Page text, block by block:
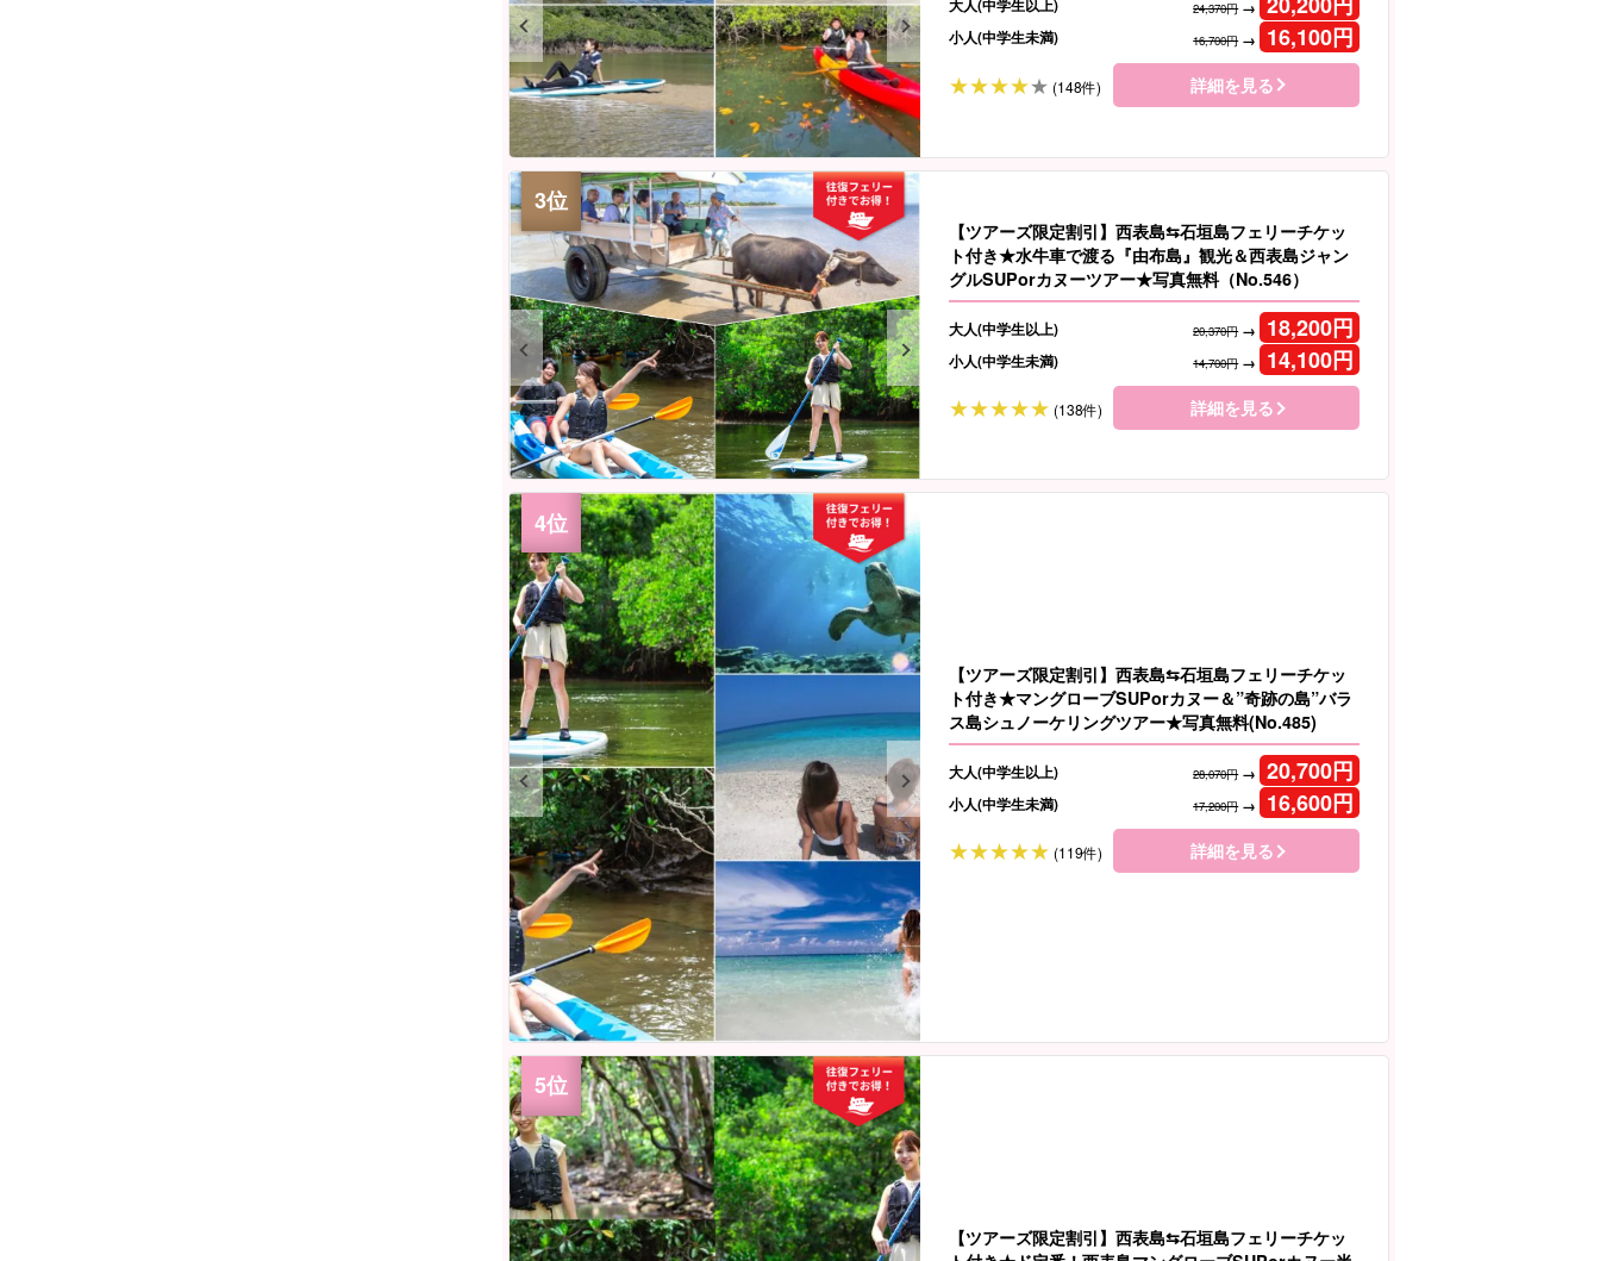
大人(中学生以上) 24,370円→
小人(中学生未満) 16,700円→ 16,100円
(148件) 詳細を見る
【ツアーズ限定割引】西表島⇆石垣島フェリーチケッ
ト付き★水牛車で渡る『由布島』観光＆西表島ジャン
グルSUPorカヌーツアー★写真無料（No.546）
大人(中学生以上) 20,370円→ 18,200円
小人(中学生未満) 14,700円→ 14,100円
(138件) 詳細を見る
【ツアーズ限定割引】西表島⇆石垣島フェリーチケッ
ト付き★マングローブSUPorカヌー＆”奇跡の島”バラ
ス島シュノーケリングツアー★写真無料(No.485)
大人(中学生以上) 28,070円→ 20,700円
小人(中学生未満) 17,200円→ 16,600円
(119件) 詳細を見る
【ツアーズ限定割引】西表島⇆石垣島フェリーチケッ